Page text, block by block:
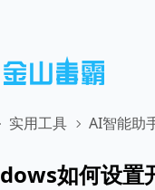
实用工具 AI智能助
如何设置